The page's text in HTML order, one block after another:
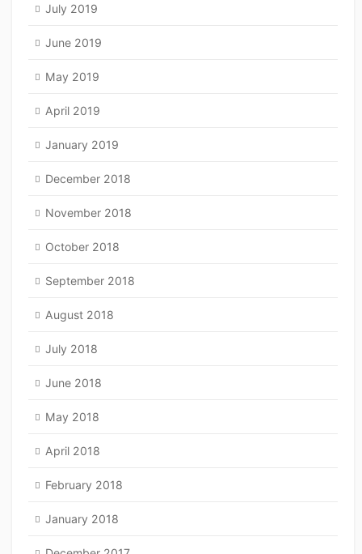
July 2019
June 2019
May 2019
April 2019
January 2019
December 2018
November 2018
October 2018
September 2018
August 2018
July 2018
June 2018
May 2018
April 2018
February 2018
January 2018